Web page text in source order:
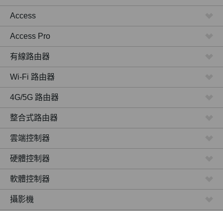
Access
Access Pro
有線路由器
Wi-Fi 路由器
4G/5G 路由器
整合式路由器
雲端控制器
硬體控制器
軟體控制器
攝影機